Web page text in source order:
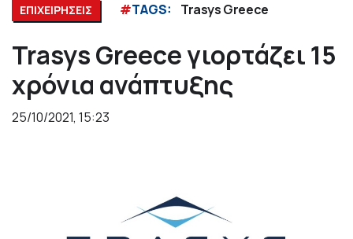
ΕΠΙΧΕΙΡΗΣΕΙΣ #TAGS: Trasys Greece
Trasys Greece γιορτάζει 15
χρόνια ανάπτυξης
25/10/2021, 15:23